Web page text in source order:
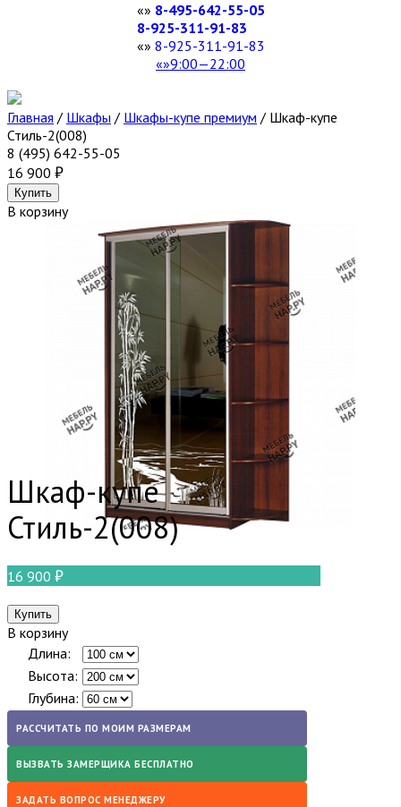
8-495-642-55-05
8-925-311-91-83
8-925-311-91-83
9:00—22:00
Главная / Шкафы / Шкафы-купе премиум / Шкаф-купе
Стиль-2(008)
8 (495) 642-55-05
16 900
В корзину
Шкаф-купе
Стиль-2(008)
16 900
В корзину
Длина:
Высота:
Глубина:
РАССЧИТАТЬ ПО МОИМ РАЗМЕРАМ
ВЫЗВАТЬ ЗАМЕРЩИКА БЕСПЛАТНО
ЗАДАТЬ ВОПРОС МЕНЕДЖЕРУ